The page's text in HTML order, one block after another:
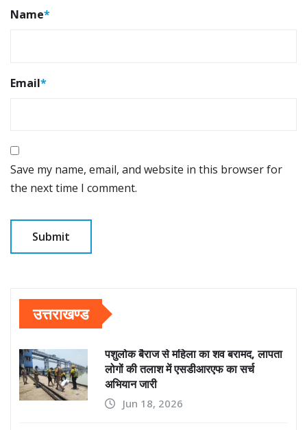
Name*
Email*
Save my name, email, and website in this browser for
the next time I comment.
उत्तराखण्ड
पशुलोक बैराज से महिला का शव बरामद, लापता
लोगों की तलाश में एसडीआरएफ का सर्च
अभियान जारी
Jun 18, 2026